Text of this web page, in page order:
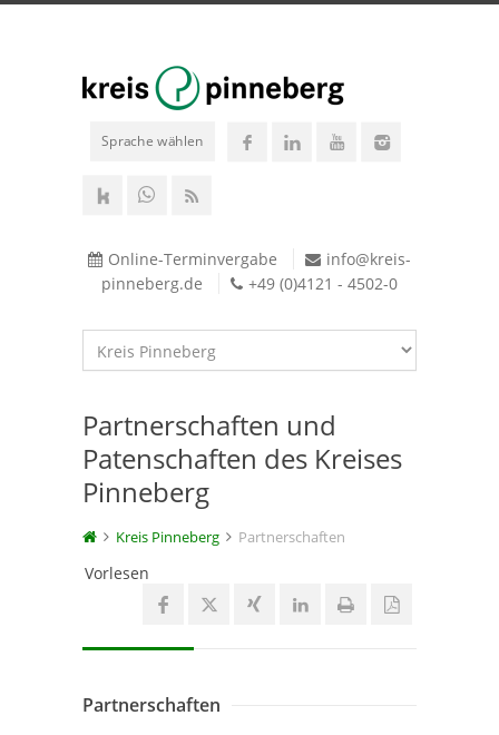
Sprache wählen
Online-Terminvergabe
info@kreis-
pinneberg.de
+49 (0)4121 - 4502-0
Partnerschaften und
Patenschaften des Kreises
Pinneberg
Kreis Pinneberg Partnerschaften
Vorlesen
Partnerschaften